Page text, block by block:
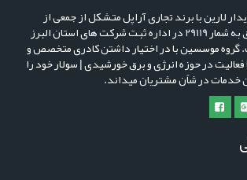
لارین با برند تجاری آراپل متشکل از جمعی از
مهندسین پویا و خلاق به شمار 29119 در اداره ثبت شرکت های استان البرز
موسسین با در اختیار داشتن کادری متخصص و
فعالیت در حوزه انرژی و برق خورشیدی | سولار خود را
خدمات در شاًن مشتریان میداند.